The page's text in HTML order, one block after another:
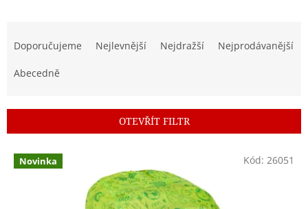
r
o
d
Doporučujeme Nejlevnější Nejdražší Nejprodávanější
Abecedně
OTEVŘÍT FILTR
V Novinka Kód: 26051